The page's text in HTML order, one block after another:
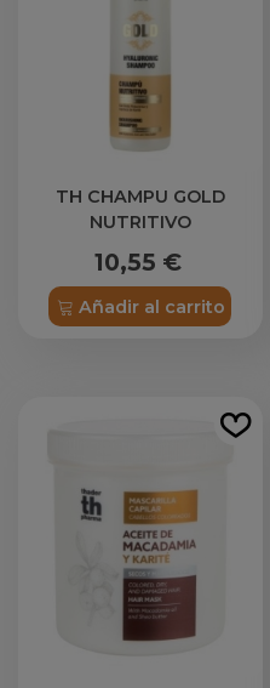
TH CHAMPU GOLD
NUTRITIVO
10,55 €
Añadir al carrito